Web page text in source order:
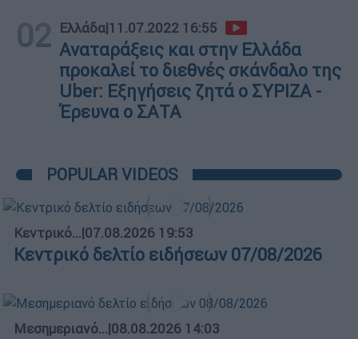
02 Ελλάδα|11.07.2022 16:55
Αναταράξεις και στην Ελλάδα
προκαλεί το διεθνές σκάνδαλο της
Uber: Εξηγήσεις ζητά ο ΣΥΡΙΖΑ -
Έρευνα ο ΣΑΤΑ
POPULAR VIDEOS
Κεντρικό...|07.08.2026 19:53
Κεντρικό δελτίο ειδήσεων 07/08/2026
Μεσημεριανό...|08.08.2026 14:03